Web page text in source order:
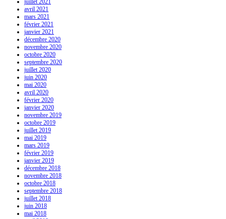
juillet 2021
avril 2021
mars 2021
février 2021
janvier 2021
décembre 2020
novembre 2020
octobre 2020
septembre 2020
juillet 2020
juin 2020
mai 2020
avril 2020
février 2020
janvier 2020
novembre 2019
octobre 2019
juillet 2019
mai 2019
mars 2019
février 2019
janvier 2019
décembre 2018
novembre 2018
octobre 2018
septembre 2018
juillet 2018
juin 2018
mai 2018